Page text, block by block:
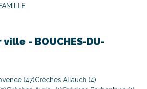
ville - BOUCHES-DU-
(47)Crèches Allauch (4)